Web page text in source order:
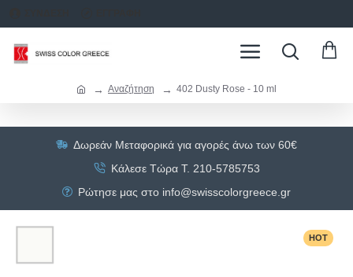
Αναζήτηση 402 Dusty Rose - 10 ml
Δωρεάν Μεταφορικά για αγορές άνω των 60€
Κάλεσε Τώρα Τ. 210-5785753
Ρώτησε μας στο info@swisscolorgreece.gr
HOT